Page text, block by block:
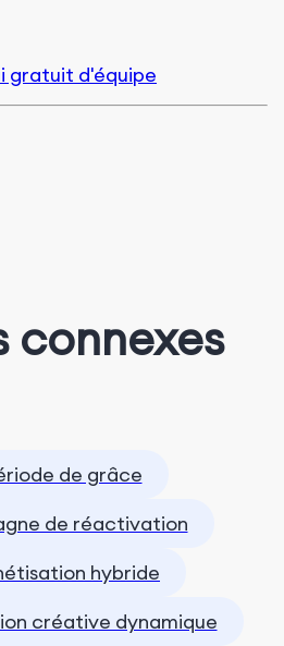
gratuit d'équipe
connexes
de grâce
de réactivation
hybride
créative dynamique